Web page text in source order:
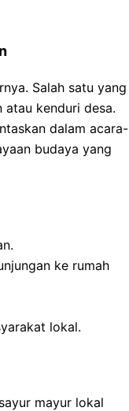
Salah satu yang
kenduri desa.
dalam acara-
budaya yang
ke rumah
lokal.
mayur lokal